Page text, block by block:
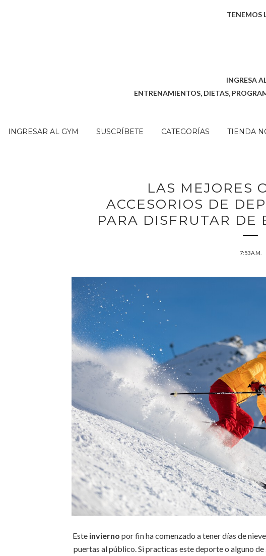
TENEMOS
INGRESA
ENTRENAMIENTOS, DIETAS,
INGRESAR AL GYM SUSCRÍBETE CATEGORÍAS TIENDA
LAS MEJORES
ACCESORIOS DE
PARA DISFRUTAR DE
7:53 A.M.
Este invierno por fin ha comenzado a tener días de
puertas al público. Si practicas este deporte o alguno de